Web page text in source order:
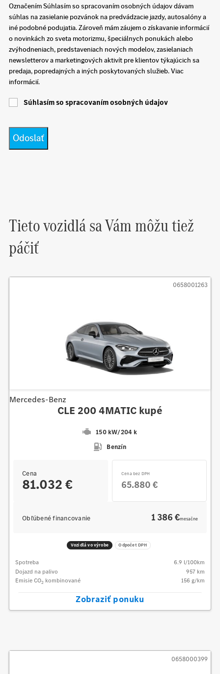
Označením Súhlasím so spracovaním osobných údajov dávam
súhlas na zasielanie pozvánok na predvádzacie jazdy, autosalóny a
iné podobné podujatia. Zároveň mám záujem o získavanie informácií
o novinkách zo sveta motorizmu, špeciálnych ponukách alebo
zvýhodneniach, predstaveniach nových modelov, zasielaniach
newsletterov a marketingových aktivít pre klientov týkajúcich sa
predaja, popredajných a iných poskytovaných služieb. Viac
informácií.
Súhlasím so spracovaním osobných údajov
Tieto vozidlá sa Vám môžu tiež
páčiť
Mercedes-Benz
CLE 200 4MATIC kupé
150 kW/204 k
Benzín
0658001263
Cena
81.032 €
Cena bez DPH
65.880 €
Obľúbené financovanie 1 386 €mesačne
Vozidlá vo výrobe Odpočet DPH
Spotreba 6.9 l/100km
Dojazd na palivo
957 km
Emisie CO2 kombinované 156 g/km
Zobraziť ponuku
0658000399